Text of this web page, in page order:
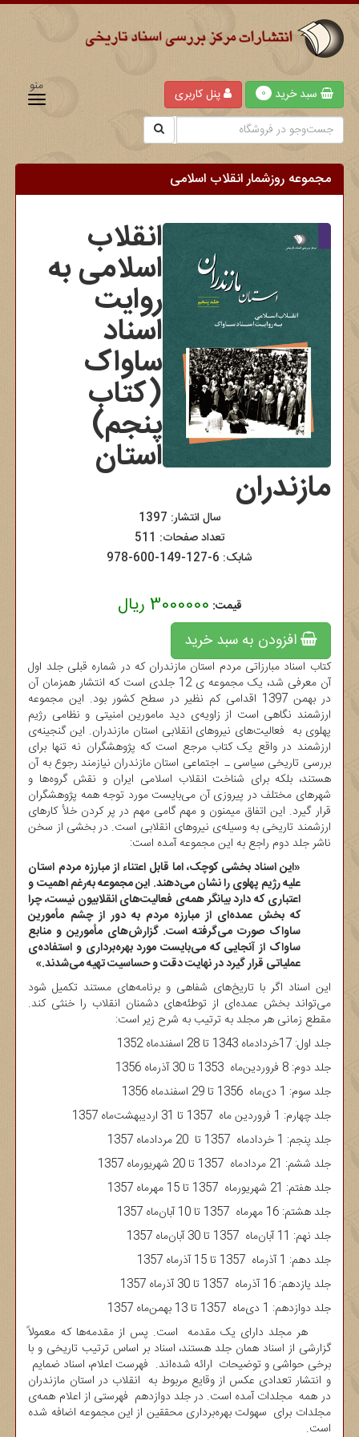
منو سبد خرید 0 پنل کاربری
مجموعه روزشمار انقلاب اسلامی
انقلاب
اسلامی به
روایت
اسناد
ساواک
(کتاب
پنجم)
استان
مازندران
سال انتشار: 1397
تعداد صفحات: 511
شابک: 978-600-149-127-6
قیمت: 3000000 ریال
افزودن به سبد خرید
کتاب اسناد مبارزاتی مردم استان مازندران که در شماره قبلی جلد اول
آن معرفی شد، یک مجموعه ی 12 جلدی است که انتشار همزمان آن
در بهمن 1397 اقدامی کم نظیر در سطح کشور بود. این مجموعه
ارزشمند نگاهی است از زاویه‌ی دید مامورین امنیتی و نظامی رژیم
پهلوی به فعالیت‌های نیروهای انقلابی استان مازندران. این گنجینه‌ی
ارزشمند در واقع یک کتاب مرجع است که پژوهشگران نه تنها برای
بررسی تاریخی سیاسی ـ اجتماعی استان مازندران نیازمند رجوع به آن
هستند، بلکه برای شناخت انقلاب اسلامی ایران و نقش گروه‌ها و
شهرهای مختلف در پیروزی آن می‌بایست مورد توجه همه پژوهشگران
قرار گیرد. این اتفاق میمنون و مهم گامی مهم در پر کردن خلأ کارهای
ارزشمند تاریخی به وسیله‌ی نیروهای انقلابی است. در بخشی از سخن
ناشر جلد دوم راجع به این مجموعه آمده است:
«این اسناد بخشی کوچک، اما قابل اعتناء از مبارزه مردم استان
علیه رژیم پهلوی را نشان می‌دهند. این مجموعه به‌رغم اهمیت و
اعتباری که دارد بیانگر همه‌ی فعالیت‌های انقلابیون نیست، چرا
که بخش عمده‌ای از مبارزه مردم به دور از چشم مأمورین
ساواک صورت می‌گرفته است. گزارش‌های مأمورین و منابع
ساواک از آنجایی که می‌بایست مورد بهره‌برداری و استفاده‌ی
عملیاتی قرار گیرد در نهایت دقت و حساسیت تهیه می‌شدند.»
این اسناد اگر با تاریخ‌های شفاهی و برنامه‌های مستند تکمیل شود
می‌تواند بخش عمده‌ای از توطئه‌های دشمنان انقلاب را خنثی کند.
مقطع زمانی هر مجلد به ترتیب به شرح زیر است:
جلد اول: 17خردادماه 1343 تا 28 اسفندماه 1352
جلد دوم: 8 فروردین‌ماه 1353 تا 30 آذر‌ماه 1356
جلد سوم: 1 دی‌ماه 1356 تا 29 اسفندماه 1356
جلد چهارم: 1 فروردین ماه 1357 تا 31 اردیبهشت‌ماه 1357
جلد پنجم: 1 خردادماه 1357 تا 20 مردادماه 1357
جلد ششم: 21 مردادماه 1357 تا 20 شهریورماه 1357
جلد هفتم: 21 شهریورماه 1357 تا 15 مهرماه 1357
جلد هشتم: 16 مهرماه 1357 تا 10 آبان‌ماه 1357
جلد نهم: 11 آبان‌ماه 1357 تا 30 آبان‌ماه 1357
جلد دهم: 1 آذرماه 1357 تا 15 آذرماه 1357
جلد یازدهم: 16 آذرماه 1357 تا 30 آذرماه 1357
جلد دوازدهم: 1 دی‌ماه 1357 تا 13 بهمن‌ماه 1357
هر مجلد دارای یک مقدمه است. پس از مقدمه‌ها که معمولاً
گزارشی از اسناد همان جلد هستند، اسناد بر اساس ترتیب تاریخی و با
برخی حواشی و توضیحات ارائه شده‌اند. فهرست اعلام، اسناد ضمایم
و انتشار تعدادی عکس از وقایع مربوط به انقلاب در استان مازندران
در همه مجلدات آمده است. در جلد دوازدهم فهرستی از اعلام همه‌ی
مجلدات برای سهولت بهره‌برداری محققین از این مجموعه اضافه شده
است.